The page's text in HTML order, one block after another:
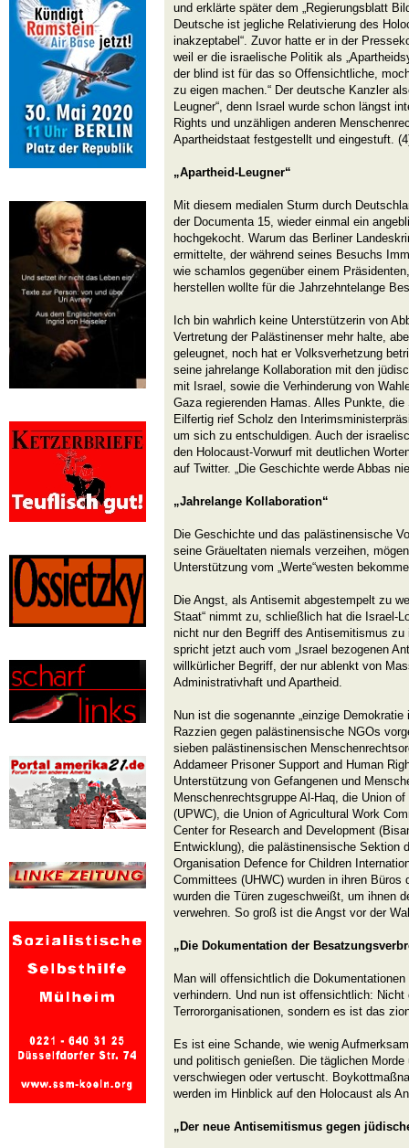
und erklärte später dem „Regierungsblatt
Deutsche ist jegliche Relativierung des
inakzeptabel“. Zuvor hatte er in der
weil er die israelische Politik als
der blind ist für das so Offensichtliche,
zu eigen machen.“ Der deutsche Kanzler
Leugner“, denn Israel wurde schon längst
Rights und unzähligen anderen
Apartheidstaat festgestellt und eingestuft.
„Apartheid-Leugner“
Mit diesem medialen Sturm durch
der Documenta 15, wieder einmal ein
hochgekocht. Warum das Berliner
ermittelte, der während seines Besuchs
wie schamlos gegenüber einem
herstellen wollte für die Jahrzehntelange
Ich bin wahrlich keine Unterstützerin von
Vertretung der Palästinenser mehr halte,
geleugnet, noch hat er Volksverhetzung
seine jahrelange Kollaboration mit den
mit Israel, sowie die Verhinderung von
Gaza regierenden Hamas. Alles Punkte,
Eilfertig rief Scholz den
um sich zu entschuldigen. Auch der
den Holocaust-Vorwurf mit deutlichen
auf Twitter. „Die Geschichte werde Abbas
„Jahrelange Kollaboration“
Die Geschichte und das palästinensische
seine Gräueltaten niemals verzeihen,
Unterstützung vom „Werte“westen
Die Angst, als Antisemit abgestempelt zu
Staat“ nimmt zu, schließlich hat die Israel-
nicht nur den Begriff des Antisemitismus zu
spricht jetzt auch vom „Israel bezogenen
willkürlicher Begriff, der nur ablenkt von
Administrativhaft und Apartheid.
Nun ist die sogenannte „einzige
Razzien gegen palästinensische NGOs
sieben palästinensischen
Addameer Prisoner Support and Human
Unterstützung von Gefangenen und
Menschenrechtsgruppe Al-Haq, die Union
(UPWC), die Union of Agricultural Work
Center for Research and Development
Entwicklung), die palästinensische Sektion
Organisation Defence for Children
Committees (UHWC) wurden in ihren
wurden die Türen zugeschweißt, um ihnen
verwehren. So groß ist die Angst vor der
„Die Dokumentation der
Man will offensichtlich die
verhindern. Und nun ist offensichtlich: Nicht
Terrororganisationen, sondern es ist das
Es ist eine Schande, wie wenig
und politisch genießen. Die täglichen Morde
verschwiegen oder vertuscht.
werden im Hinblick auf den Holocaust als
„Der neue Antisemitismus gegen